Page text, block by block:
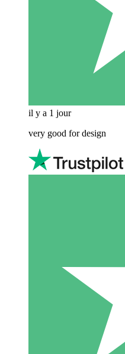
il y a 1 jour
very good for design